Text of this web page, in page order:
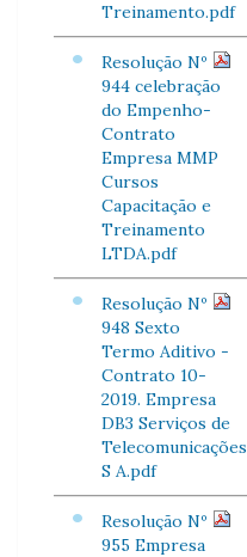
Treinamento.pdf
Resolução Nº
944 celebração
do Empenho-
Contrato
Empresa MMP
Cursos
Capacitação e
Treinamento
LTDA.pdf
Resolução Nº
948 Sexto
Termo Aditivo -
Contrato 10-
2019. Empresa
DB3 Serviços de
Telecomunicações
S A.pdf
Resolução Nº
955 Empresa